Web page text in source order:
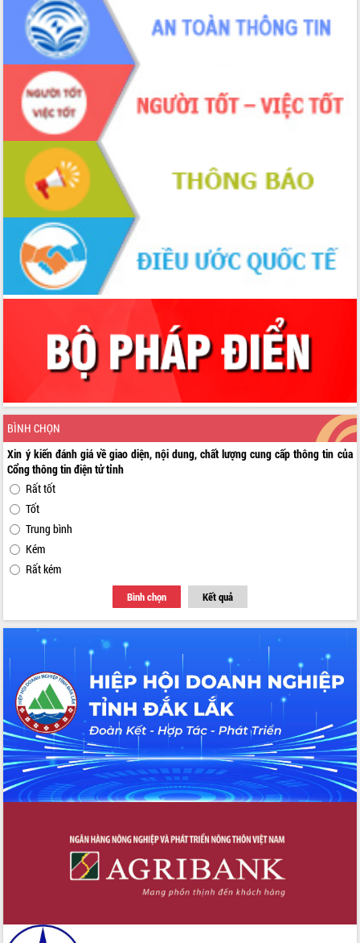
BÌNH CHỌN
Xin ý kiến đánh giá về giao diện, nội dung, chất lượng cung cấp thông tin của
Cổng thông tin điện tử tỉnh
Rất tốt
Tốt
Trung bình
Kém
Rất kém
Bình chọn Kết quả